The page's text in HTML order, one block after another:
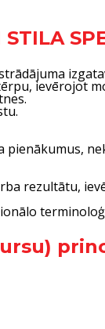
ievērojot
rezultātu,